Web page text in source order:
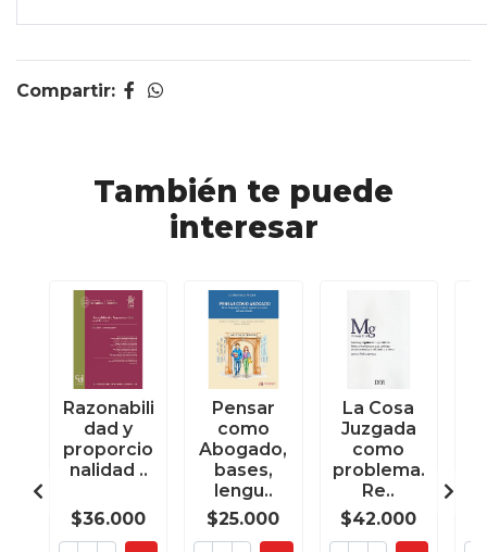
Compartir:
También te puede
interesar
Razonabili
dad y
proporcio
nalidad ..
$36.000
Pensar
como
Abogado,
bases,
lengu..
$25.000
La Cosa
Juzgada
como
problema.
Re..
$42.000